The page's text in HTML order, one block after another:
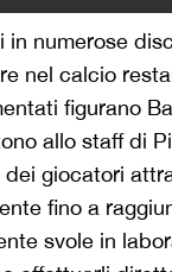
numerose
nel calcio
figurano
allo staff di
giocatori
fino a
svole in